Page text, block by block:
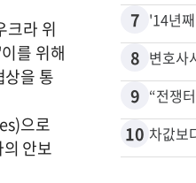
크라 위
를 위해
을 통
으로
안보
7
8
9
10